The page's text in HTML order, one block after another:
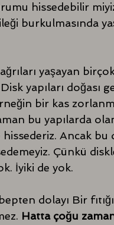
hissedebilir
burkulmasında
yaşayan
yapıları doğası
bir kas
bu yapılarda
Ancak
Çünkü
İyiki de yok.
dolayı Bir
Hatta çoğu